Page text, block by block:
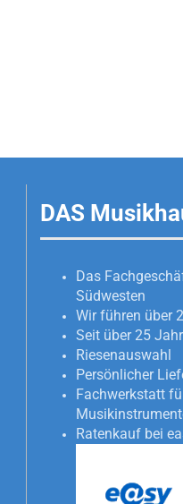
DAS
Das
Südwesten
Wir führen über
Seit über 25
Riesenauswahl
Persönlicher
Fachwerkstatt
Ratenkauf bei